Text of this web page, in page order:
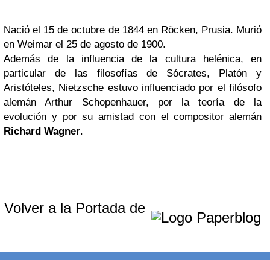
Nació el 15 de octubre de 1844 en Röcken, Prusia. Murió
en Weimar el 25 de agosto de 1900.
Además de la influencia de la cultura helénica, en
particular de las filosofías de Sócrates, Platón y
Aristóteles, Nietzsche estuvo influenciado por el filósofo
alemán Arthur Schopenhauer, por la teoría de la
evolución y por su amistad con el compositor alemán
Richard Wagner.
Volver a la Portada de